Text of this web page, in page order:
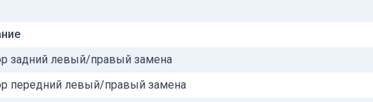
задний левый/правый замена
передний левый/правый замена